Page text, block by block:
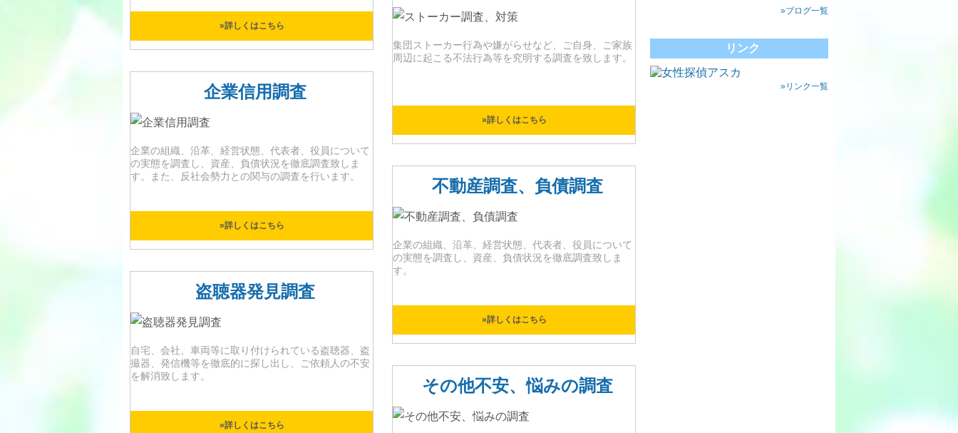
»詳しくはこちら
集団ストーカー行為や嫌がらせなど、ご自身、ご家族
周辺に起こる不法行為等を究明する調査を致します。
»詳しくはこちら
企業信用調査
企業の組織、沿革、経営状態、代表者、役員について
の実態を調査し、資産、負債状況を徹底調査致しま
す。また、反社会勢力との関与の調査を行います。
»詳しくはこちら
不動産調査、負債調査
企業の組織、沿革、経営状態、代表者、役員について
の実態を調査し、資産、負債状況を徹底調査致しま
す。
»詳しくはこちら
盗聴器発見調査
自宅、会社、車両等に取り付けられている盗聴器、盗
撮器、発信機等を徹底的に探し出し、ご依頼人の不安
を解消致します。
»詳しくはこちら
その他不安、悩みの調査
»ブログ一覧
リンク
»リンク一覧